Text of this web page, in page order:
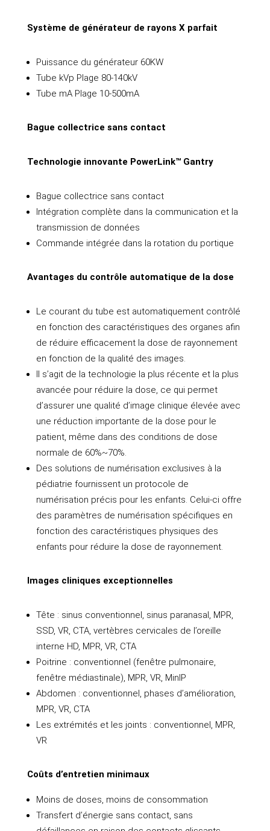
Système de générateur de rayons X parfait
Puissance du générateur 60KW
Tube kVp Plage 80-140kV
Tube mA Plage 10-500mA
Bague collectrice sans contact
Technologie innovante PowerLink™ Gantry
Bague collectrice sans contact
Intégration complète dans la communication et la
transmission de données
Commande intégrée dans la rotation du portique
Avantages du contrôle automatique de la dose
Le courant du tube est automatiquement contrôlé
en fonction des caractéristiques des organes afin
de réduire efficacement la dose de rayonnement
en fonction de la qualité des images.
Il s’agit de la technologie la plus récente et la plus
avancée pour réduire la dose, ce qui permet
d’assurer une qualité d’image clinique élevée avec
une réduction importante de la dose pour le
patient, même dans des conditions de dose
normale de 60%~70%.
Des solutions de numérisation exclusives à la
pédiatrie fournissent un protocole de
numérisation précis pour les enfants. Celui-ci offre
des paramètres de numérisation spécifiques en
fonction des caractéristiques physiques des
enfants pour réduire la dose de rayonnement.
Images cliniques exceptionnelles
Tête : sinus conventionnel, sinus paranasal, MPR,
SSD, VR, CTA, vertèbres cervicales de l’oreille
interne HD, MPR, VR, CTA
Poitrine : conventionnel (fenêtre pulmonaire,
fenêtre médiastinale), MPR, VR, MinIP
Abdomen : conventionnel, phases d’amélioration,
MPR, VR, CTA
Les extrémités et les joints : conventionnel, MPR,
VR
Coûts d’entretien minimaux
Moins de doses, moins de consommation
Transfert d’énergie sans contact, sans